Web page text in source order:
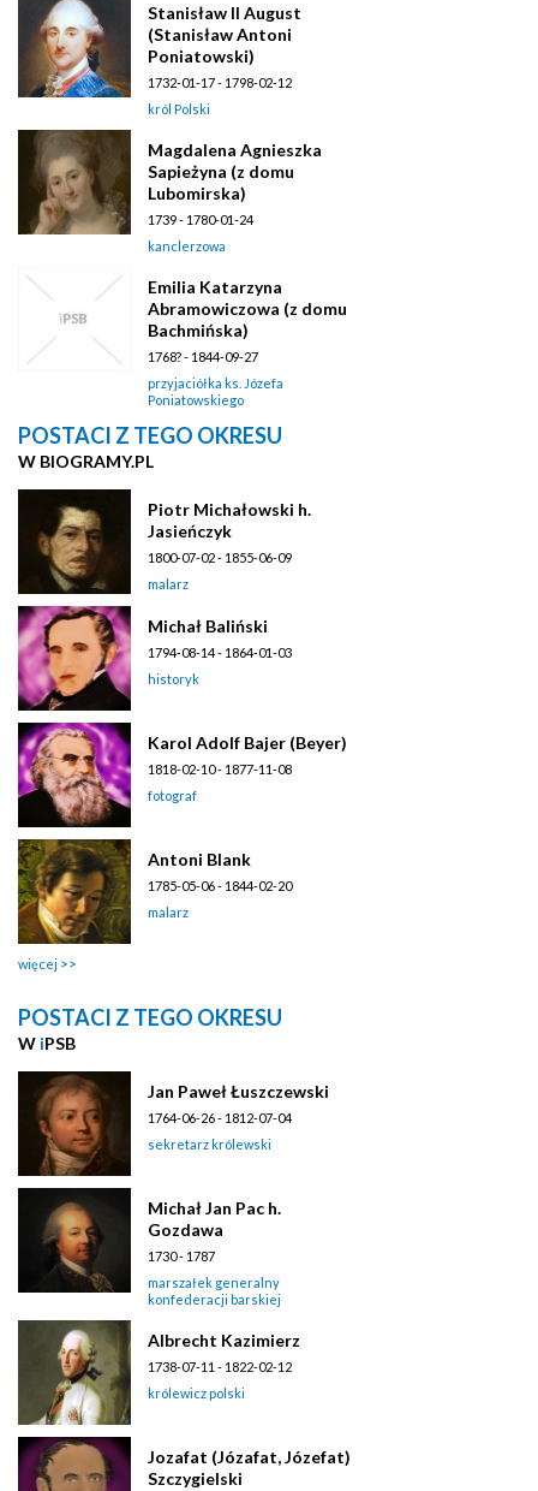
Stanisław II August
(Stanisław Antoni
Poniatowski)
1732-01-17 - 1798-02-12
król Polski
Magdalena Agnieszka
Sapieżyna (z domu
Lubomirska)
1739 - 1780-01-24
kanclerzowa
Emilia Katarzyna
Abramowiczowa (z domu
Bachmińska)
1768? - 1844-09-27
przyjaciółka ks. Józefa
Poniatowskiego
POSTACI Z TEGO OKRESU
W BIOGRAMY.PL
Piotr Michałowski h.
Jasieńczyk
1800-07-02 - 1855-06-09
malarz
Michał Baliński
1794-08-14 - 1864-01-03
historyk
Karol Adolf Bajer (Beyer)
1818-02-10 - 1877-11-08
fotograf
Antoni Blank
1785-05-06 - 1844-02-20
malarz
więcej
POSTACI Z TEGO OKRESU
W iPSB
Jan Paweł Łuszczewski
1764-06-26 - 1812-07-04
sekretarz królewski
Michał Jan Pac h.
Gozdawa
1730 - 1787
marszałek generalny
konfederacji barskiej
Albrecht Kazimierz
1738-07-11 - 1822-02-12
królewicz polski
Jozafat (Józafat, Józefat)
Szczygielski